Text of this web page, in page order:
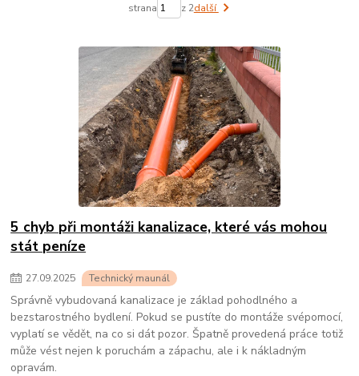
strana z 2další
5 chyb při montáži kanalizace, které vás mohou
stát peníze
27.09.2025 Technický maunál
Správně vybudovaná kanalizace je základ pohodlného a
bezstarostného bydlení. Pokud se pustíte do montáže svépomocí,
vyplatí se vědět, na co si dát pozor. Špatně provedená práce totiž
může vést nejen k poruchám a zápachu, ale i k nákladným
opravám.